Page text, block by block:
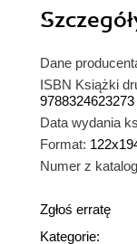
Dane
ISBN Książki
9788324623273
Data wydania
Format:
Numer z
Zgłoś erratę
Kategorie: